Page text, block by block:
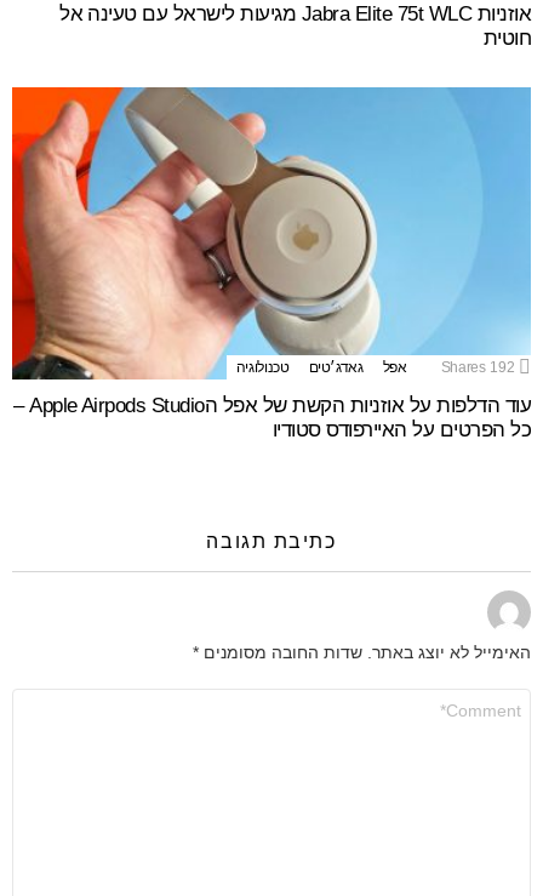
אוזניות Jabra Elite 75t WLC מגיעות לישראל עם טעינה אל
חוטית
192
Shares אפל גאדג׳טים טכנולוגיה
עוד הדלפות על אוזניות הקשת של אפל הApple Airpods Studio –
כל הפרטים על האיירפודס סטודיו
כתיבת תגובה
האימייל לא יוצג באתר. שדות החובה מסומנים *
שלך